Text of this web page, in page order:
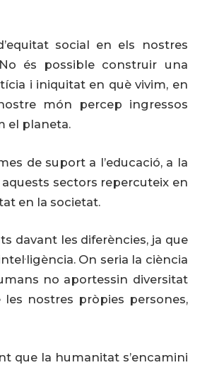
social en els nostres
és possible construir una
i iniquitat en què vivim, en
món percep ingressos
el planeta.
de suport a l’educació, a la
sectors repercuteix en
en la societat.
davant les diferències, ja que
On seria la ciència
no aportessin diversitat
nostres pròpies persones,
que la humanitat s’encamini